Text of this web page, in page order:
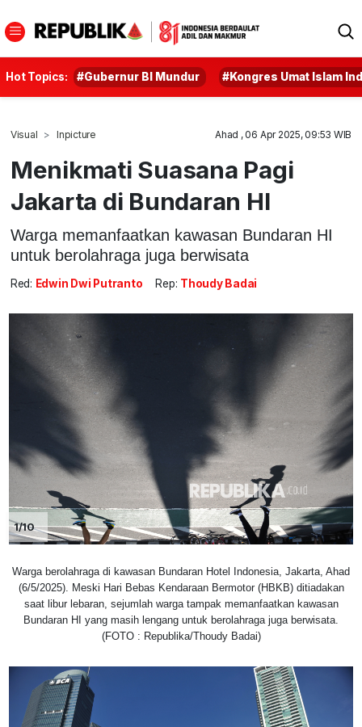
Hot Topics: #Gubernur BI Mundur #Kongres Umat Islam
Visual Inpicture Ahad , 06 Apr 2025, 09:53 WIB
Menikmati Suasana Pagi
Jakarta di Bundaran HI
Warga memanfaatkan kawasan Bundaran HI
untuk berolahraga juga berwisata
Red: Edwin Dwi Putranto Rep: Thoudy Badai
1/10
Warga berolahraga di kawasan Bundaran Hotel Indonesia, Jakarta, Ahad
(6/5/2025). Meski Hari Bebas Kendaraan Bermotor (HBKB) ditiadakan
saat libur lebaran, sejumlah warga tampak memanfaatkan kawasan
Bundaran HI yang masih lengang untuk berolahraga juga berwisata.
(FOTO : Republika/Thoudy Badai)